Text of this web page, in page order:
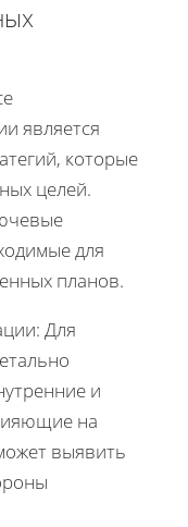
является
которые
целей.
для
планов.
Для
и
на
выявить